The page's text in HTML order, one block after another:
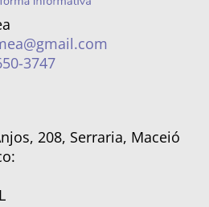
3747
208, Serraria, Maceió